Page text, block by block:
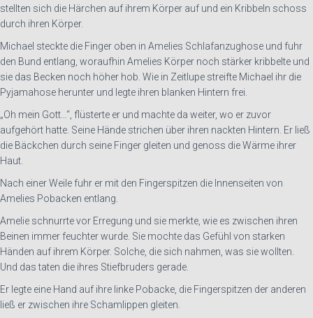
stellten sich die Härchen auf ihrem Körper auf und ein Kribbeln schoss
durch ihren Körper.
Michael steckte die Finger oben in Amelies Schlafanzughose und fuhr
den Bund entlang, woraufhin Amelies Körper noch stärker kribbelte und
sie das Becken noch höher hob. Wie in Zeitlupe streifte Michael ihr die
Pyjamahose herunter und legte ihren blanken Hintern frei.
„Oh mein Gott…“, flüsterte er und machte da weiter, wo er zuvor
aufgehört hatte. Seine Hände strichen über ihren nackten Hintern. Er ließ
die Bäckchen durch seine Finger gleiten und genoss die Wärme ihrer
Haut.
Nach einer Weile fuhr er mit den Fingerspitzen die Innenseiten von
Amelies Pobacken entlang.
Amelie schnurrte vor Erregung und sie merkte, wie es zwischen ihren
Beinen immer feuchter wurde. Sie mochte das Gefühl von starken
Händen auf ihrem Körper. Solche, die sich nahmen, was sie wollten.
Und das taten die ihres Stiefbruders gerade.
Er legte eine Hand auf ihre linke Pobacke, die Fingerspitzen der anderen
ließ er zwischen ihre Schamlippen gleiten.